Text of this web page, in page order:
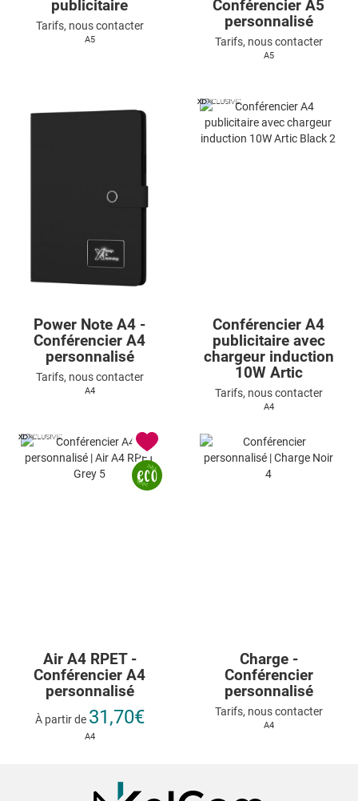
publicitaire
Tarifs, nous contacter
A5
Conférencier A5
personnalisé
Tarifs, nous contacter
A5
Power Note A4 -
Conférencier A4
personnalisé
Tarifs, nous contacter
A4
Conférencier A4
publicitaire avec
chargeur induction
10W Artic
Tarifs, nous contacter
A4
Air A4 RPET -
Conférencier A4
personnalisé
À partir de 31,70€
A4
Charge -
Conférencier
personnalisé
Tarifs, nous contacter
A4